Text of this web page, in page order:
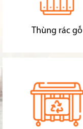
Thùng rác gỗ